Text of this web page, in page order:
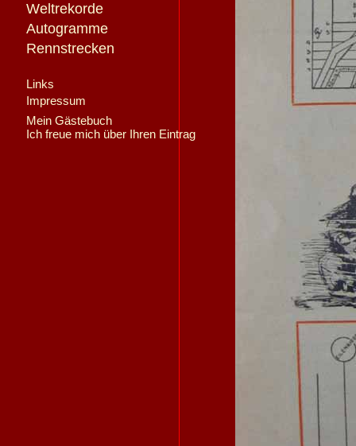
Weltrekorde
Autogramme
Rennstrecken
Links
Impressum
Mein Gästebuch
Ich freue mich über Ihren Eintrag